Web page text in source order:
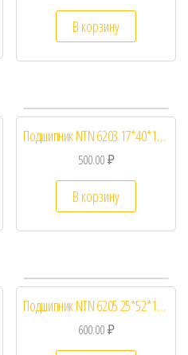
В корзину
Подшипник NTN 6203 17*40*12 Закрытый
500.00₽
В корзину
Подшипник NTN 6205 25*52*15 Закрытый
600.00₽